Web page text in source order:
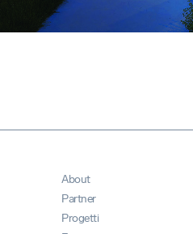
About
Partner
Progetti